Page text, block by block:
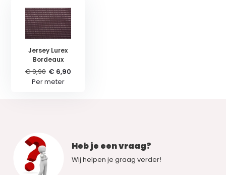
Jersey Lurex
Bordeaux
€ 9,90 € 6,90
Per meter
Heb je een vraag?
Wij helpen je graag verder!